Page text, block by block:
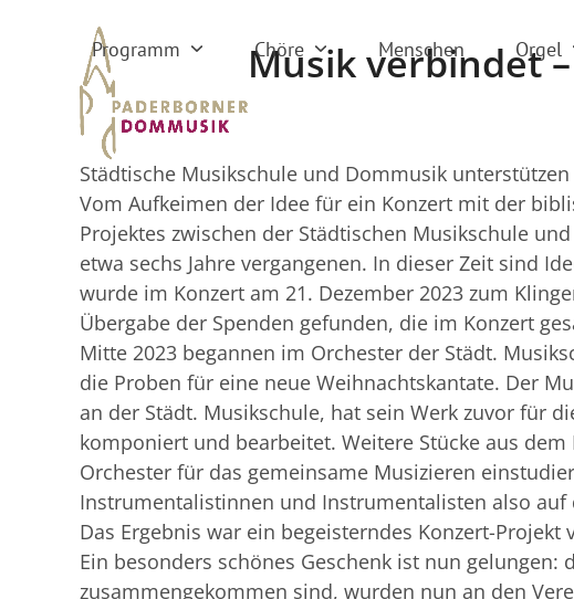
Programm Chöre Menschen Orgel
Musik verbindet
Städtische Musikschule und Dommusik
Vom Aufkeimen der Idee für ein Konzert mit der
Projektes zwischen der Städtischen Musikschule
etwa sechs Jahre vergangenen. In dieser Zeit sind
wurde im Konzert am 21. Dezember 2023 zum
Übergabe der Spenden gefunden, die im Konzert
Mitte 2023 begannen im Orchester der Städt.
die Proben für eine neue Weihnachtskantate. Der
an der Städt. Musikschule, hat sein Werk zuvor für
komponiert und bearbeitet. Weitere Stücke aus
Orchester für das gemeinsame Musizieren
Instrumentalistinnen und Instrumentalisten also auf
Das Ergebnis war ein begeisterndes Konzert-
Ein besonders schönes Geschenk ist nun gelungen:
zusammengekommen sind, wurden nun an den